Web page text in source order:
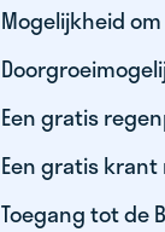
Mogelijkheid
Een gratis
Een gratis krant
Toegang tot de